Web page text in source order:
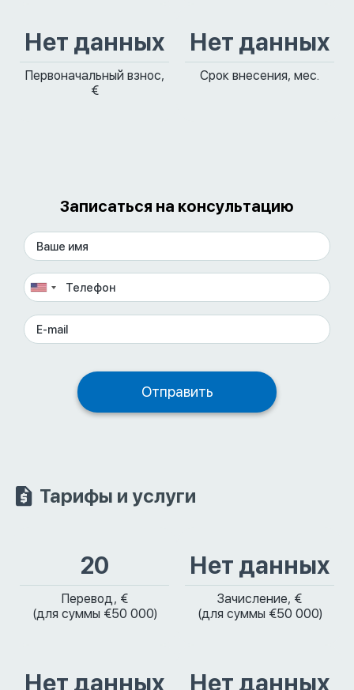
Нет данных
Первоначальный взнос,
€
Нет данных
Срок внесения, мес.
Записаться на консультацию
Тарифы и услуги
20
Перевод, €
(для суммы €50 000)
Нет данных
Зачисление, €
(для суммы €50 000)
Нет данных Нет данных